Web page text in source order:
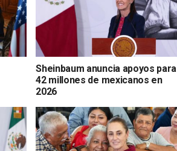
Sheinbaum anuncia apoyos para
42 millones de mexicanos en
2026